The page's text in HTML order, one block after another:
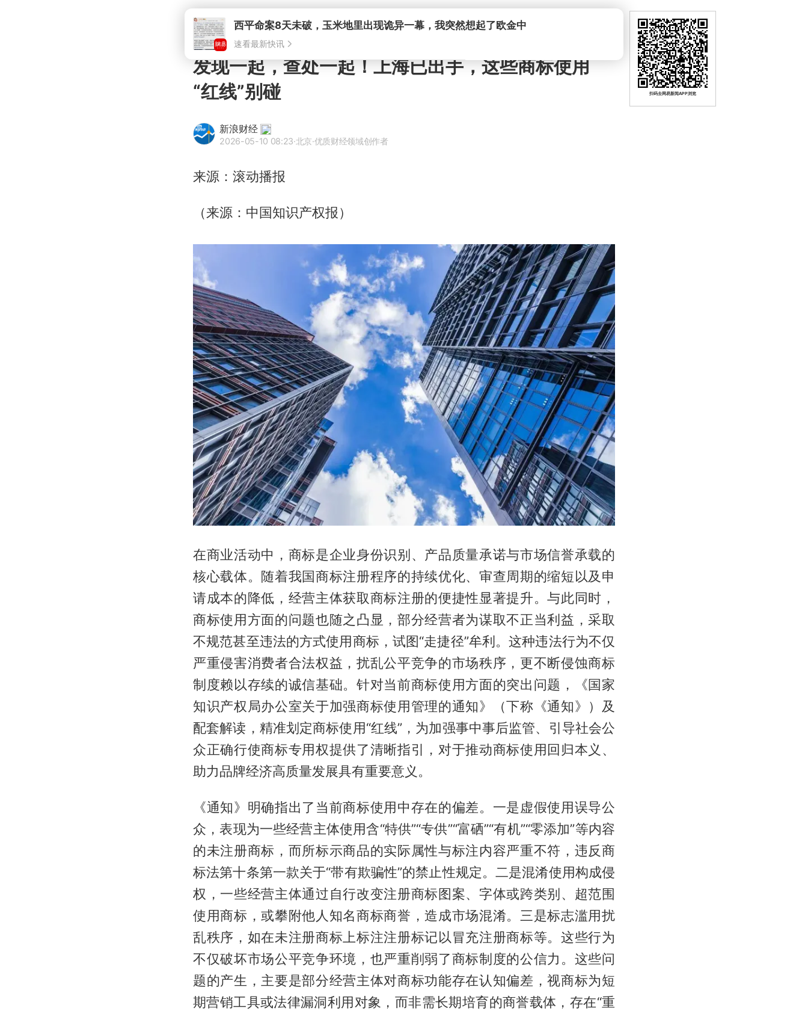
西平命案8天未破，玉米地里出现诡异一幕，我突然想起了欧金中
速看最新快讯
发现一起，查处一起！上海已出手，这些商标使用
“红线”别碰
新浪财经
2026-05-10 08:23·北京·优质财经领域创作者
来源：滚动播报
（来源：中国知识产权报）
在商业活动中，商标是企业身份识别、产品质量承诺与市场信誉承载的
核心载体。随着我国商标注册程序的持续优化、审查周期的缩短以及申
请成本的降低，经营主体获取商标注册的便捷性显著提升。与此同时，
商标使用方面的问题也随之凸显，部分经营者为谋取不正当利益，采取
不规范甚至违法的方式使用商标，试图“走捷径”牟利。这种违法行为不仅
严重侵害消费者合法权益，扰乱公平竞争的市场秩序，更不断侵蚀商标
制度赖以存续的诚信基础。针对当前商标使用方面的突出问题，《国家
知识产权局办公室关于加强商标使用管理的通知》（下称《通知》）及
配套解读，精准划定商标使用“红线”，为加强事中事后监管、引导社会公
众正确行使商标专用权提供了清晰指引，对于推动商标使用回归本义、
助力品牌经济高质量发展具有重要意义。
《通知》明确指出了当前商标使用中存在的偏差。一是虚假使用误导公
众，表现为一些经营主体使用含“特供”“专供”“富硒”“有机”“零添加”等内容
的未注册商标，而所标示商品的实际属性与标注内容严重不符，违反商
标法第十条第一款关于“带有欺骗性”的禁止性规定。二是混淆使用构成侵
权，一些经营主体通过自行改变注册商标图案、字体或跨类别、超范围
使用商标，或攀附他人知名商标商誉，造成市场混淆。三是标志滥用扰
乱秩序，如在未注册商标上标注注册标记以冒充注册商标等。这些行为
不仅破坏市场公平竞争环境，也严重削弱了商标制度的公信力。这些问
题的产生，主要是部分经营主体对商标功能存在认知偏差，视商标为短
期营销工具或法律漏洞利用对象，而非需长期培育的商誉载体，存在“重
扫码去网易新闻APP浏览